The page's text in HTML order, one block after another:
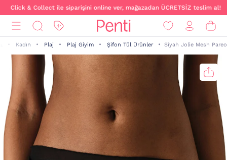
Click & Collect ile siparişini online ver, mağazadan ÜCRETSİZ teslim al!
Kadın Plaj Plaj Giyim Şifon Tül Ürünler Si̇yah Jolie Mesh Pareo